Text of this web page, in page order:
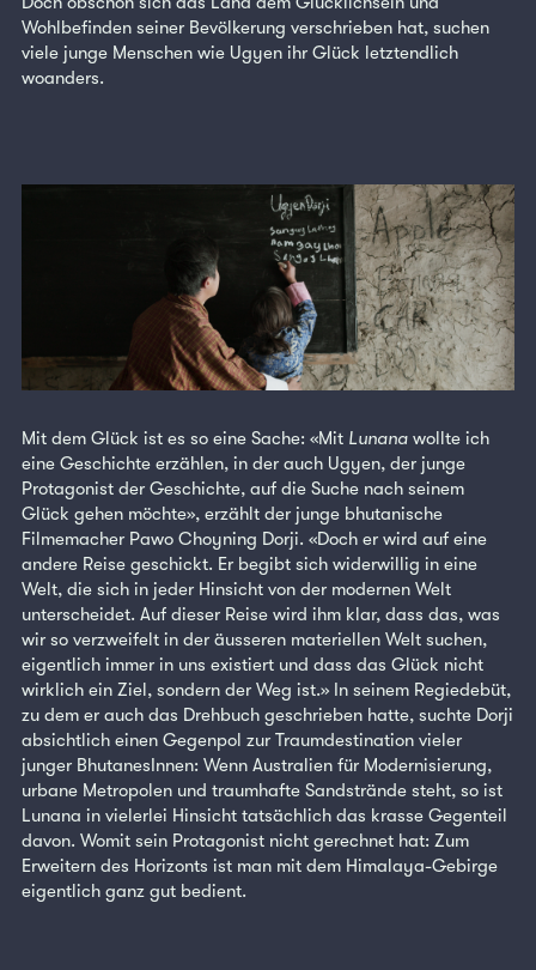
Wohlbefinden seiner Bevölkerung verschrieben hat, suchen
viele junge Menschen wie Ugyen ihr Glück letztendlich
woanders.
Mit dem Glück ist es so eine Sache: «Mit Lunana wollte ich
eine Geschichte erzählen, in der auch Ugyen, der junge
Protagonist der Geschichte, auf die Suche nach seinem
Glück gehen möchte», erzählt der junge bhutanische
Filmemacher Pawo Choyning Dorji. «Doch er wird auf eine
andere Reise geschickt. Er begibt sich widerwillig in eine
Welt, die sich in jeder Hinsicht von der modernen Welt
unterscheidet. Auf dieser Reise wird ihm klar, dass das, was
wir so verzweifelt in der äusseren materiellen Welt suchen,
eigentlich immer in uns existiert und dass das Glück nicht
wirklich ein Ziel, sondern der Weg ist.» In seinem Regiedebüt,
zu dem er auch das Drehbuch geschrieben hatte, suchte Dorji
absichtlich einen Gegenpol zur Traumdestination vieler
junger BhutanesInnen: Wenn Australien für Modernisierung,
urbane Metropolen und traumhafte Sandstrände steht, so ist
Lunana in vielerlei Hinsicht tatsächlich das krasse Gegenteil
davon. Womit sein Protagonist nicht gerechnet hat: Zum
Erweitern des Horizonts ist man mit dem Himalaya-Gebirge
eigentlich ganz gut bedient.